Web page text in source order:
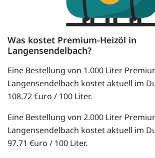
Was kostet Premium-Heizöl in
Langensendelbach?
Eine Bestellung von 1.000 Liter
Langensendelbach kostet aktuell im
108.72 €uro / 100 Liter.
Eine Bestellung von 2.000 Liter
Langensendelbach kostet aktuell im
97.71 €uro / 100 Liter.